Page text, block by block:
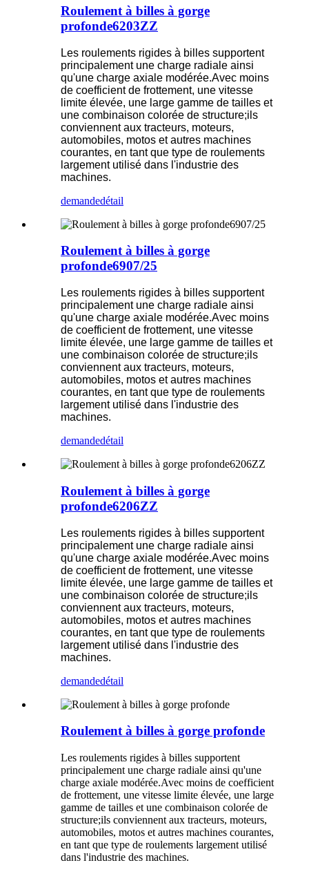
Roulement à billes à gorge
profonde6203ZZ
Les roulements rigides à billes supportent
principalement une charge radiale ainsi
qu'une charge axiale modérée.Avec moins
de coefficient de frottement, une vitesse
limite élevée, une large gamme de tailles et
une combinaison colorée de structure;ils
conviennent aux tracteurs, moteurs,
automobiles, motos et autres machines
courantes, en tant que type de roulements
largement utilisé dans l'industrie des
machines.
demandedétail
Roulement à billes à gorge
profonde6907/25
Les roulements rigides à billes supportent
principalement une charge radiale ainsi
qu'une charge axiale modérée.Avec moins
de coefficient de frottement, une vitesse
limite élevée, une large gamme de tailles et
une combinaison colorée de structure;ils
conviennent aux tracteurs, moteurs,
automobiles, motos et autres machines
courantes, en tant que type de roulements
largement utilisé dans l'industrie des
machines.
demandedétail
Roulement à billes à gorge
profonde6206ZZ
Les roulements rigides à billes supportent
principalement une charge radiale ainsi
qu'une charge axiale modérée.Avec moins
de coefficient de frottement, une vitesse
limite élevée, une large gamme de tailles et
une combinaison colorée de structure;ils
conviennent aux tracteurs, moteurs,
automobiles, motos et autres machines
courantes, en tant que type de roulements
largement utilisé dans l'industrie des
machines.
demandedétail
Roulement à billes à gorge profonde
Les roulements rigides à billes supportent
principalement une charge radiale ainsi qu'une
charge axiale modérée.Avec moins de coefficient
de frottement, une vitesse limite élevée, une large
gamme de tailles et une combinaison colorée de
structure;ils conviennent aux tracteurs, moteurs,
automobiles, motos et autres machines courantes,
en tant que type de roulements largement utilisé
dans l'industrie des machines.